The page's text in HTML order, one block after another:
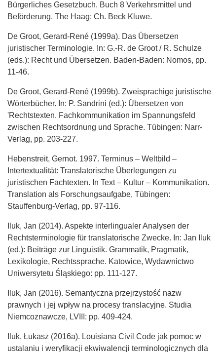
Bürgerliches Gesetzbuch. Buch 8 Verkehrsmittel und
Beförderung. The Haag: Ch. Beck Kluwe.
De Groot, Gerard-René (1999a). Das Übersetzen
juristischer Terminologie. In: G.-R. de Groot / R. Schulze
(eds.): Recht und Übersetzen. Baden-Baden: Nomos, pp.
11-46.
De Groot, Gerard-René (1999b). Zweisprachige juristische
Wörterbücher. In: P. Sandrini (ed.): Übersetzen von
'Rechtstexten. Fachkommunikation im Spannungsfeld
zwischen Rechtsordnung und Sprache. Tübingen: Narr-
Verlag, pp. 203-227.
Hebenstreit, Gernot. 1997. Terminus – Weltbild –
Intertextualität: Translatorische Überlegungen zu
juristischen Fachtexten. In Text – Kultur – Kommunikation.
Translation als Forschungsaufgabe, Tübingen:
Stauffenburg-Verlag, pp. 97-116.
Iluk, Jan (2014). Aspekte interlingualer Analysen der
Rechtsterminologie für translatorische Zwecke. In: Jan Iluk
(ed.): Beiträge zur Linguistik. Grammatik, Pragmatik,
Lexikologie, Rechtssprache. Katowice, Wydawnictwo
Uniwersytetu Śląskiego: pp. 111-127.
Iluk, Jan (2016). Semantyczna przejrzystość nazw
prawnych i jej wpływ na procesy translacyjne. Studia
Niemcoznawcze, LVIII: pp. 409-424.
Iluk, Łukasz (2016a). Louisiana Civil Code jak pomoc w
ustalaniu i weryfikacji ekwiwalencji terminologicznych dla